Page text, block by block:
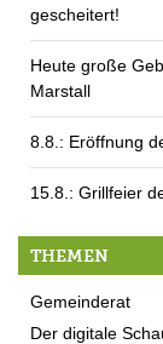
gescheitert!
Heute große
Marstall
8.8.: Eröffnung
15.8.: Grillfeier
THEMEN
Gemeinderat
Der digitale